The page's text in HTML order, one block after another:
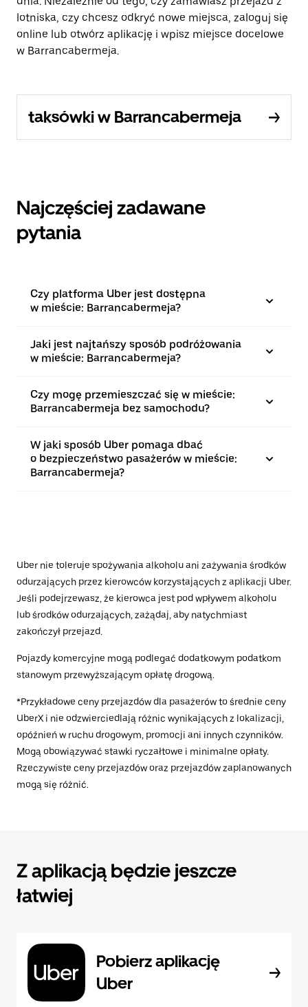
lotniska, czy chcesz odkryć nowe miejsca, zaloguj się
online lub otwórz aplikację i wpisz miejsce docelowe
w Barrancabermeja.
taksówki w Barrancabermeja
Najczęściej zadawane
pytania
Czy platforma Uber jest dostępna
w mieście: Barrancabermeja?
Jaki jest najtańszy sposób podróżowania
w mieście: Barrancabermeja?
Czy mogę przemieszczać się w mieście:
Barrancabermeja bez samochodu?
W jaki sposób Uber pomaga dbać
o bezpieczeństwo pasażerów w mieście:
Barrancabermeja?
Uber nie toleruje spożywania alkoholu ani zażywania środków
odurzających przez kierowców korzystających z aplikacji Uber.
Jeśli podejrzewasz, że kierowca jest pod wpływem alkoholu
lub środków odurzających, zażądaj, aby natychmiast
zakończył przejazd.
Pojazdy komercyjne mogą podlegać dodatkowym podatkom
stanowym przewyższającym opłatę drogową.
*Przykładowe ceny przejazdów dla pasażerów to średnie ceny
UberX i nie odzwierciedlają różnic wynikających z lokalizacji,
opóźnień w ruchu drogowym, promocji ani innych czynników.
Mogą obowiązywać stawki ryczałtowe i minimalne opłaty.
Rzeczywiste ceny przejazdów oraz przejazdów zaplanowanych
mogą się różnić.
Z aplikacją będzie jeszcze
łatwiej
Pobierz aplikację
Uber